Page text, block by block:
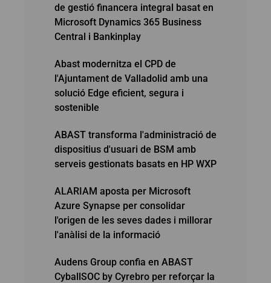
de gestió financera integral basat en
Microsoft Dynamics 365 Business
Central i Bankinplay
Abast modernitza el CPD de
l'Ajuntament de Valladolid amb una
solució Edge eficient, segura i
sostenible
ABAST transforma l'administració de
dispositius d'usuari de BSM amb
serveis gestionats basats en HP WXP
ALARIAM aposta per Microsoft
Azure Synapse per consolidar
l'origen de les seves dades i millorar
l'anàlisi de la informació
Audens Group confia en ABAST
CyballSOC by Cyrebro per reforçar la